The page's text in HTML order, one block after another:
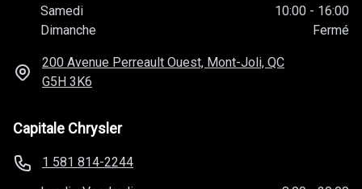
Samedi
10:00 - 16:00
Dimanche
Fermé
200 Avenue Perreault Ouest, Mont-Joli, QC
G5H 3K6
Capitale Chrysler
1 581 814-2244